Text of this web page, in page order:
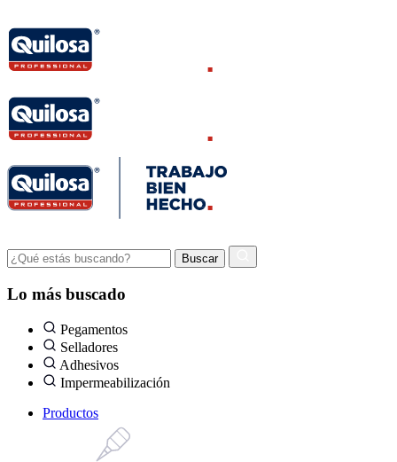
Lo más buscado
Pegamentos
Selladores
Adhesivos
Impermeabilización
Productos